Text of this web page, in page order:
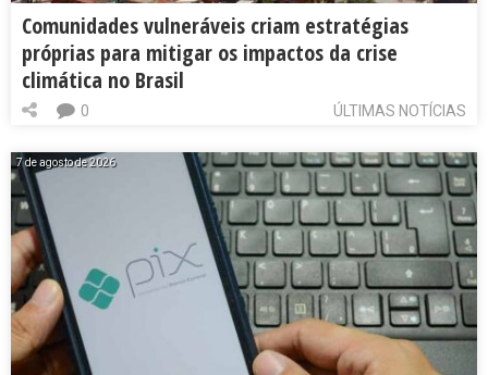
Comunidades vulneráveis criam estratégias
próprias para mitigar os impactos da crise
climática no Brasil
ÚLTIMAS NOTÍCIAS
0
7 de agosto de 2026